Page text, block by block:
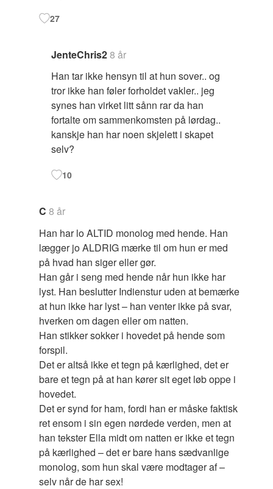
27
JenteChris28 år
Han tar ikke hensyn til at hun sover.. og
tror ikke han føler forholdet vakler.. jeg
synes han virket litt sånn rar da han
fortalte om sammenkomsten på lørdag..
kanskje han har noen skjelett i skapet
selv?
10
C 8 år
Han har lo ALTID monolog med hende. Han
lægger jo ALDRIG mærke til om hun er med
på hvad han siger eller gør.
Han går i seng med hende når hun ikke har
lyst. Han beslutter Indienstur uden at bemærke
at hun ikke har lyst – han venter ikke på svar,
hverken om dagen eller om natten.
Han stikker sokker i hovedet på hende som
forspil.
Det er altså ikke et tegn på kærlighed, det er
bare et tegn på at han kører sit eget løb oppe i
hovedet.
Det er synd for ham, fordi han er måske faktisk
ret ensom i sin egen nørdede verden, men at
han tekster Ella midt om natten er ikke et tegn
på kærlighed – det er bare hans sædvanlige
monolog, som hun skal være modtager af –
selv når de har sex!